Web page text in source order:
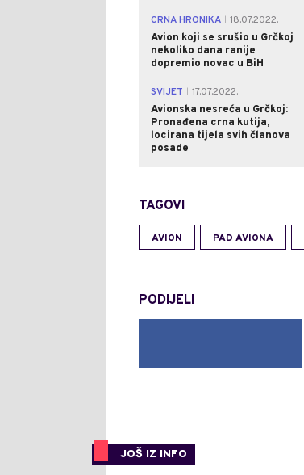
CRNA HRONIKA
18.07.2022.
Avion koji se srušio u Grčkoj
nekoliko dana ranije
dopremio novac u BiH
SVIJET
17.07.2022.
Avionska nesreća u Grčkoj:
Pronađena crna kutija,
locirana tijela svih članova
posade
TAGOVI
AVION PAD AVIONA
PODIJELI
JOŠ IZ INFO